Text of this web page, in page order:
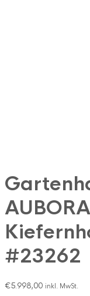
#23262
€5.998,00 inkl. MwSt.